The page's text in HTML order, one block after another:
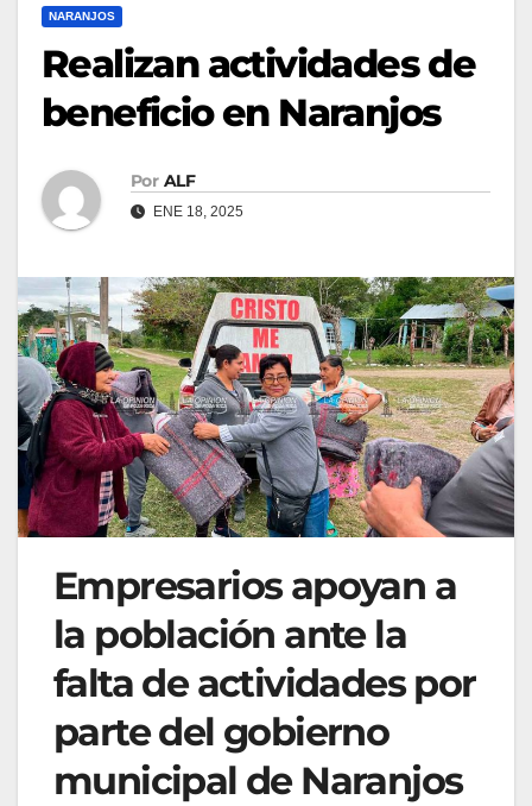
NARANJOS
Realizan actividades de
beneficio en Naranjos
Por ALF
ENE 18, 2025
Empresarios apoyan a
la población ante la
falta de actividades por
parte del gobierno
municipal de Naranjos